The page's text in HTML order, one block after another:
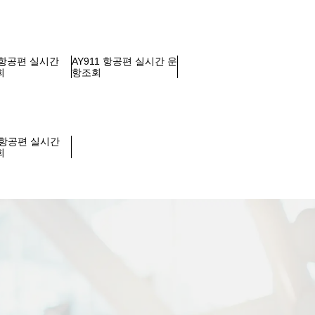
공편 실시간
AY911 항공편 실시간 운
항조회
공편 실시간